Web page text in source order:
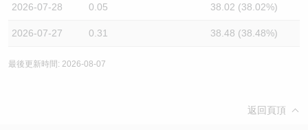
2026-07-28 0.05 38.02 (38.02%)
2026-07-27 0.31 38.48 (38.48%)
最後更新時間: 2026-08-07
返回頁頂